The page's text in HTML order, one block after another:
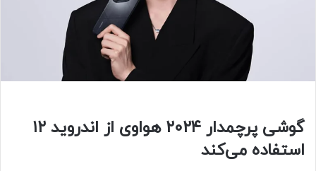
گوشی پرچمدار ۲۰۲۴ هواوی از اندروید ۱۲
استفاده می‌کند